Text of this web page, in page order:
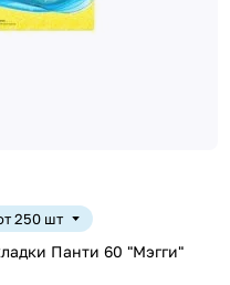
250 шт
Панти 60 "Мэгги"